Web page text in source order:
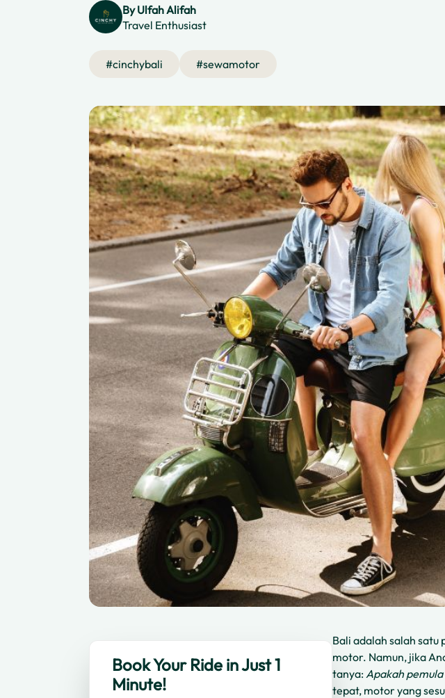
ByUlfah Alifah
Travel Enthusiast
#cinchybali #sewamotor
Book Your Ride in Just 1
Minute!
Bali adalah salah
motor. Namun, jika
tanya:Apakah
tepat, motor yang